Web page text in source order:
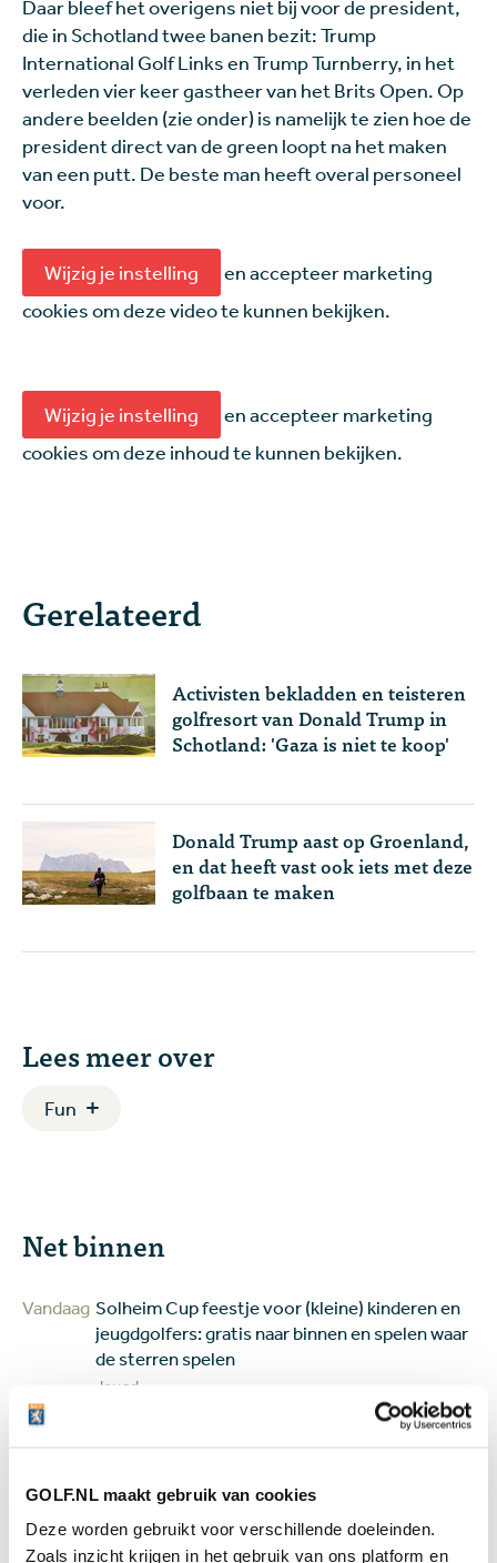
GOLF.NL maakt gebruik van cookies
Deze worden gebruikt voor verschillende doeleinden.
Zoals inzicht krijgen in het gebruik van ons platform en
Daar bleef het overigens niet bij voor de president,
die in Schotland twee banen bezit: Trump
International Golf Links en Trump Turnberry, in het
verleden vier keer gastheer van het Brits Open. Op
andere beelden (zie onder) is namelijk te zien hoe de
president direct van de green loopt na het maken
van een putt. De beste man heeft overal personeel
voor.
Wijzig je instelling
en accepteer marketing
cookies om deze video te kunnen bekijken.
Wijzig je instelling
en accepteer marketing
cookies om deze inhoud te kunnen bekijken.
Gerelateerd
Activisten bekladden en teisteren
golfresort van Donald Trump in
Schotland: 'Gaza is niet te koop'
Donald Trump aast op Groenland,
en dat heeft vast ook iets met deze
golfbaan te maken
Lees meer over
Fun
Net binnen
Vandaag Solheim Cup feestje voor (kleine) kinderen en
jeugdgolfers: gratis naar binnen en spelen waar
de sterren spelen
Jeugd
Vandaag
Review Shot Scope H50: een digitaal
Equipment
07 aug
Golfbaan The Fox gekocht door Brabantse
vastgoedbelegger: maar gaat er ook gegolft